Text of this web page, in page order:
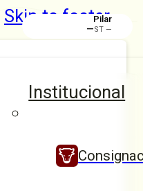
Skip to footer
Institucional
Pilar
—ST —